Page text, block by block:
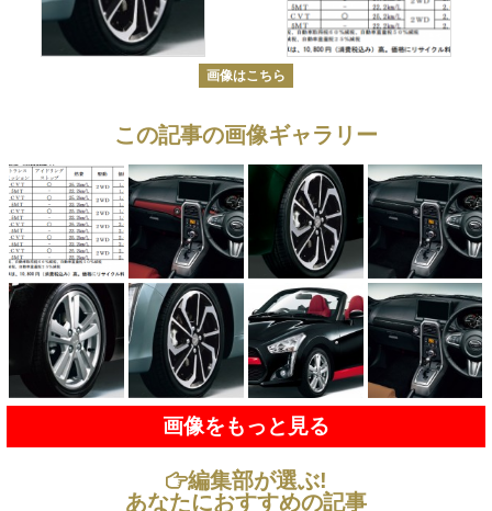
画像はこちら
この記事の画像ギャラリー
画像をもっと見る
編集部が選ぶ!
あなたにおすすめの記事